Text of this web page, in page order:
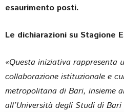
esaurimento posti.
Le dichiarazioni su Stagione
«Questa iniziativa rappresenta
collaborazione istituzionale e
metropolitana di Bari, insieme
all’Università degli Studi di